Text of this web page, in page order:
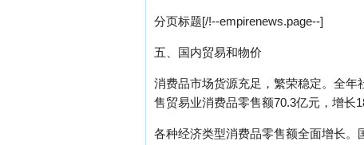
分页标题[/!--empirenews.page--]
五、国内贸易和物价
消费品市场货源充足，繁荣稳定。全年
售贸易业消费品零售额70.3亿元，增长
各种经济类型消费品零售额全面增长。